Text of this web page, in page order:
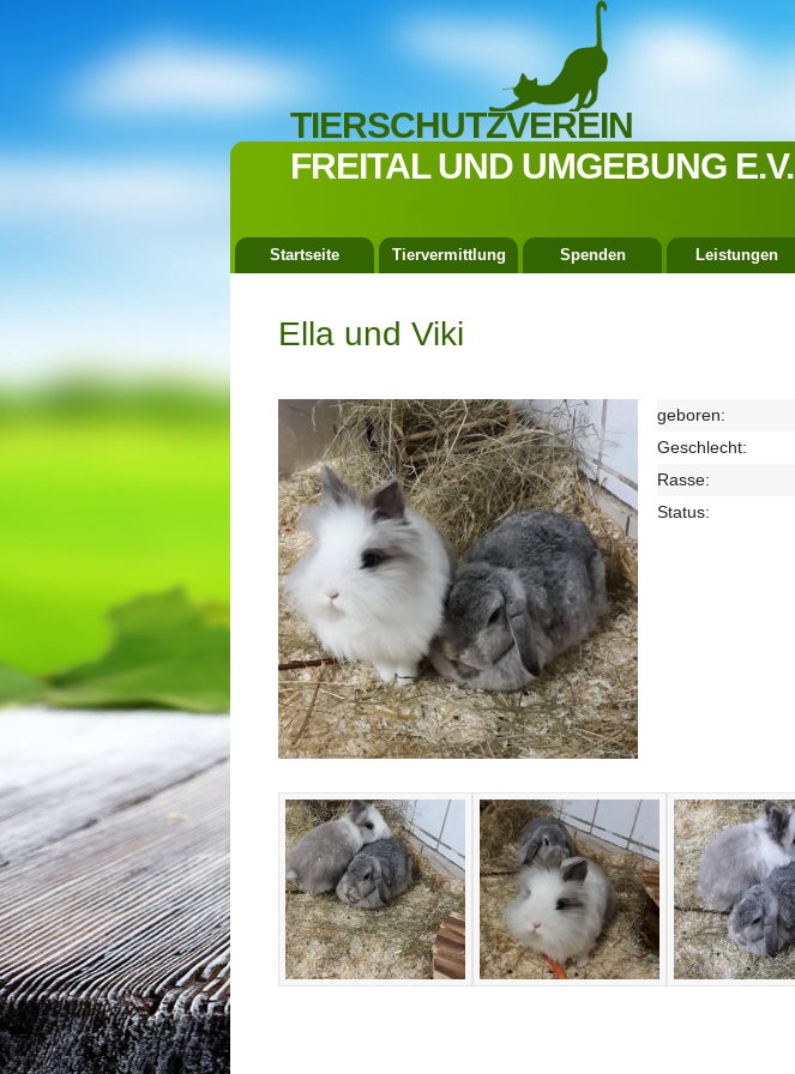
TIERSCHUTZVEREIN
FREITAL UND UMGEBUNG E.V.
Startseite Tiervermittlung Spenden Leistungen
Ella und Viki
geboren:
Geschlecht:
Rasse:
Status: